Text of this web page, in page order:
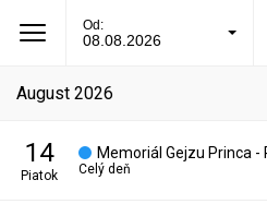
Od:
08.08.2026
august 2026
14
piatok
Memoriál Gejzu Princa -
Celý deň